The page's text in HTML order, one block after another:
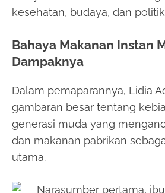
kesehatan, budaya, dan
Bahaya Makanan Instan
Dampaknya
Dalam pemaparannya, Lidia
gambaran besar tentang
generasi muda yang
dan makanan pabrikan
utama.